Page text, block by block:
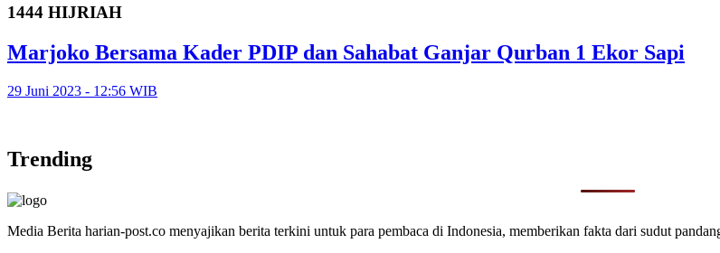
1444 HIJRIAH
Marjoko Bersama Kader PDIP dan Sahabat Ganjar Qurban 1 Ekor Sapi
29 Juni 2023 - 12:56 WIB
Trending
Media Berita harian-post.co menyajikan berita terkini untuk para pembaca di Indonesia, memberikan fakta dari sudut